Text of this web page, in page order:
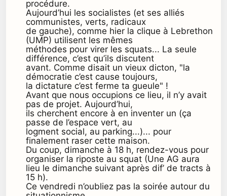
procédure.
Aujourd’hui les socialistes (et ses alliés
communistes, verts, radicaux
de gauche), comme hier la clique à Lebrethon
(UMP) utilisent les mêmes
méthodes pour virer les squats... La seule
différence, c’est qu’ils discutent
avant. Comme disait un vieux dicton, "la
démocratie c’est cause toujours,
la dictature c’est ferme ta gueule" !
Avant que nous occupions ce lieu, il n’y avait
pas de projet. Aujourd’hui,
ils cherchent encore à en inventer un (ça
passe de l’espace vert, au
logment social, au parking...)... pour
finalement raser cette maison.
Du coup, dimanche à 18 h, rendez-vous pour
organiser la riposte au squat (Une AG aura
lieu le dimanche suivant après dif’ de tracts à
15 h).
Ce vendredi n’oubliez pas la soirée autour du